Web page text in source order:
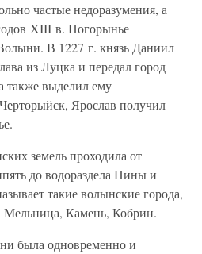
частые недоразумения, а
XIII в. Погорынье
В 1227 г. князь Даниил
из Луцка и передал город
также выделил ему
Ярослав получил
земель проходила от
до водораздела Пины и
такие волынские города,
Камень, Кобрин.
была одновременно и